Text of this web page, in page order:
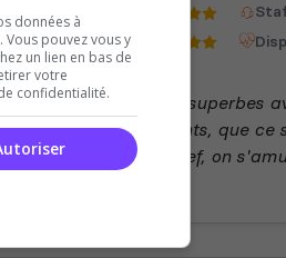
Qualité
Excellent serveur ! De superbes
beaucoup d'événements, que ce
même aux joueurs. Bref, on
données à
pouvez vous y
un lien en bas de
votre
confidentialité.